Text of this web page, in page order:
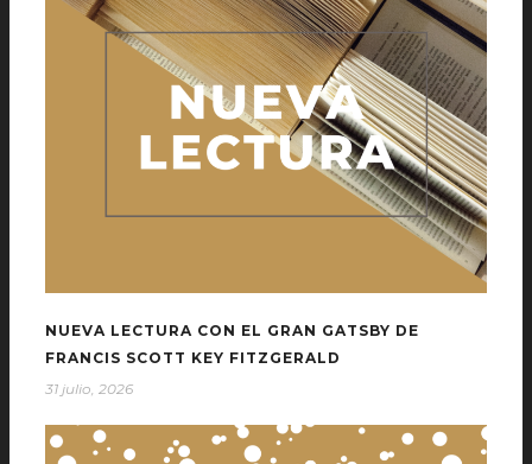
NUEVA LECTURA CON EL GRAN GATSBY DE
FRANCIS SCOTT KEY FITZGERALD
31 julio, 2026